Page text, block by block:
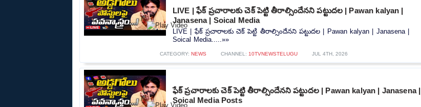
LIVE | ఫేక్ ప్రచారాలకు చెక్ పెట్టి తీరాల్సిందేనని పట్టుదల | Pawan kalyan |
Janasena | Soical Media
LIVE | ఫేక్ ప్రచారాలకు చెక్ పెట్టి తీరాల్సిందేనని పట్టుదల | Pawan kalyan | Janasena |
Soical Media.....»»
CATEGORY: NEWS CHANNEL: 10TVNEWSTELUGU JUL 4TH, 2026
ఫేక్ ప్రచారాలకు చెక్ పెట్టి తీరాల్సిందేనని పట్టుదల | Pawan kalyan | Janasena |
Soical Media Posts